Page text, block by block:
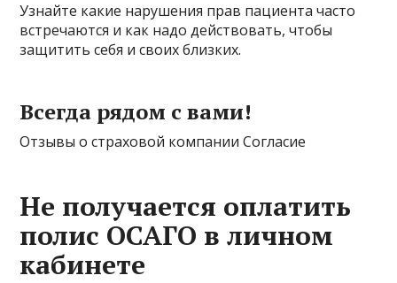
Узнайте какие нарушения прав пациента часто
встречаются и как надо действовать, чтобы
защитить себя и своих близких.
Всегда рядом с вами!
Отзывы о страховой компании Согласие
Не получается оплатить
полис ОСАГО в личном
кабинете